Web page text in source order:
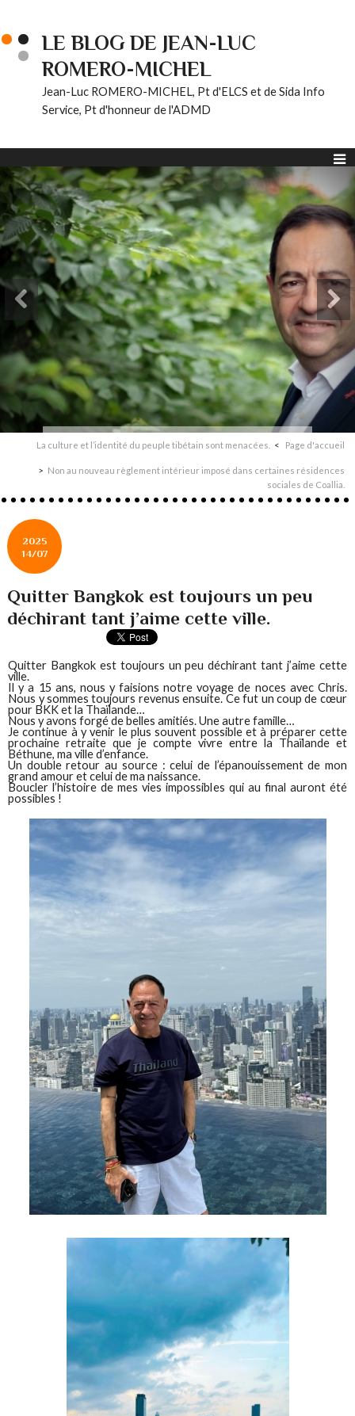
LE BLOG DE JEAN-LUC
ROMERO-MICHEL
Jean-Luc ROMERO-MICHEL, Pt d'ELCS et de Sida Info
Service, Pt d'honneur de l'ADMD
La culture et l’identité du peuple tibétain sont menacées. Page d'accueil
Non au nouveau règlement intérieur imposé dans certaines résidences
sociales de Coallia.
2025
14/07
Quitter Bangkok est toujours un peu
déchirant tant j’aime cette ville.
Quitter Bangkok est toujours un peu déchirant tant j’aime cette
ville.
Il y a 15 ans, nous y faisions notre voyage de noces avec Chris.
Nous y sommes toujours revenus ensuite. Ce fut un coup de cœur
pour BKK et la Thaïlande…
Nous y avons forgé de belles amitiés. Une autre famille…
Je continue à y venir le plus souvent possible et à préparer cette
prochaine retraite que je compte vivre entre la Thaïlande et
Béthune, ma ville d’enfance.
Un double retour au source : celui de l’épanouissement de mon
grand amour et celui de ma naissance.
Boucler l’histoire de mes vies impossibles qui au final auront été
possibles !